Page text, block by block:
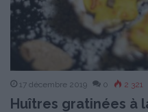
17 décembre 2019 0 2 321
Huîtres gratinées à